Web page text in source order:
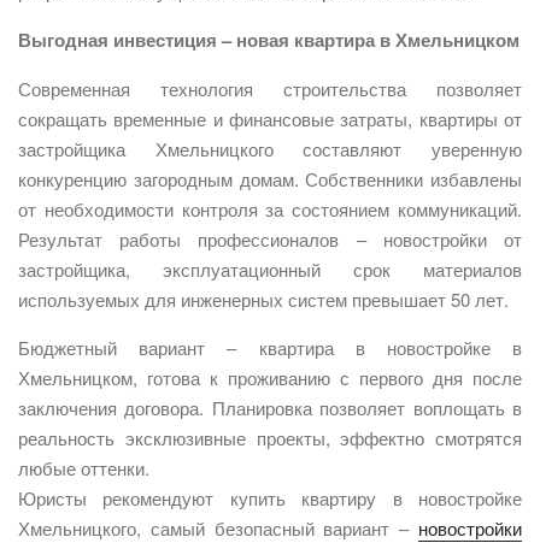
Выгодная инвестиция – новая квартира в Хмельницком
Современная технология строительства позволяет
сокращать временные и финансовые затраты, квартиры от
застройщика Хмельницкого составляют уверенную
конкуренцию загородным домам. Собственники избавлены
от необходимости контроля за состоянием коммуникаций.
Результат работы профессионалов – новостройки от
застройщика, эксплуатационный срок материалов
используемых для инженерных систем превышает 50 лет.
Бюджетный вариант – квартира в новостройке в
Хмельницком, готова к проживанию с первого дня после
заключения договора. Планировка позволяет воплощать в
реальность эксклюзивные проекты, эффектно смотрятся
любые оттенки.
Юристы рекомендуют купить квартиру в новостройке
Хмельницкого, самый безопасный вариант – новостройки